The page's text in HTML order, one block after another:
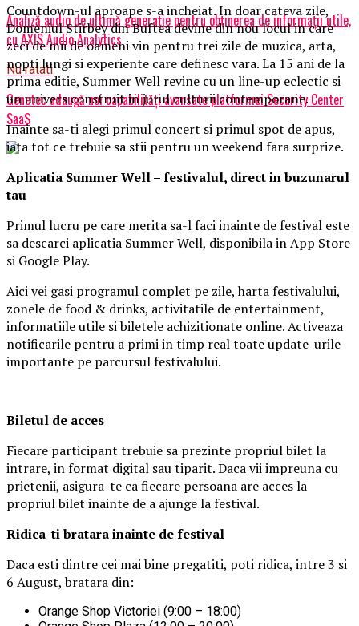
Analiză audio de ultimă generație pentru obținerea de informații utile,
cu AXIS Audio Analytics
Nu ratati
Genetec adaugă noi capabilități avansate platformei Security Center
SaaS
Countdown-ul aproape s-a incheiat. In doar cateva zile,
Domeniul Stirbey din Buftea devine din nou locul in care
zeci de mii de oameni vin pentru trei zile de muzica, arta,
nopti lungi si experiente care definesc vara. La 15 ani de la
prima editie, Summer Well revine cu un line-up eclectic si
un univers construit in jurul culturii contemporane.
Inainte sa-ti alegi primul concert si primul spot de apus,
iata tot ce trebuie sa stii pentru un weekend fara surprize.
Aplicatia Summer Well– festivalul, direct in buzunarul
tau
Primul lucru pe care merita sa-l faci inainte de festival este
sa descarci aplicatia Summer Well, disponibila in App Store
si Google Play.
Aici vei gasi programul complet pe zile, harta festivalului,
zonele de food & drinks, activitatile de entertainment,
informatiile utile si biletele achizitionate online. Activeaza
notificarile pentru a primi in timp real toate update-urile
importante pe parcursul festivalului.
Biletul de acces
Fiecare participant trebuie sa prezinte propriul bilet la
intrare, in format digital sau tiparit. Daca vii impreuna cu
prietenii, asigura-te ca fiecare persoana are acces la
propriul bilet inainte de a ajunge la festival.
Ridica-ti bratarainainte de festival
Daca esti dintre cei mai bine pregatiti, poti ridica, intre 3 si
6 August, bratara din:
Orange Shop Victoriei (9:00 – 18:00)